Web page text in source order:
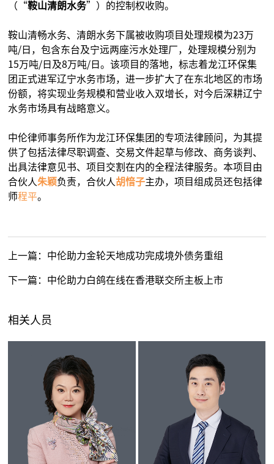
（“鞍山清朗水务”）的控制权收购。
鞍山清畅水务、清朗水务下属被收购项目处理规模为23万
吨/日，包含东台及宁远两座污水处理厂，处理规模分别为
15万吨/日及8万吨/日。该项目的落地，标志着龙江环保集
团正式进军辽宁水务市场，进一步扩大了在东北地区的市场
份额，将实现业务规模和营业收入双增长，对今后深耕辽宁
水务市场具有战略意义。
中伦律师事务所作为龙江环保集团的专项法律顾问，为其提
供了包括法律尽职调查、交易文件起草与修改、商务谈判、
出具法律意见书、项目交割在内的全程法律服务。本项目由
合伙人 朱颖负责，合伙人 胡愔子主办，项目组成员还包括律
师程平。
上一篇： 中伦助力金轮天地成功完成境外债务重组
下一篇： 中伦助力白鸽在线在香港联交所主板上市
相关人员